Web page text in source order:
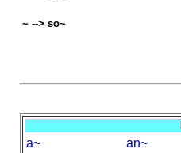
~ --> so~
a~
an~